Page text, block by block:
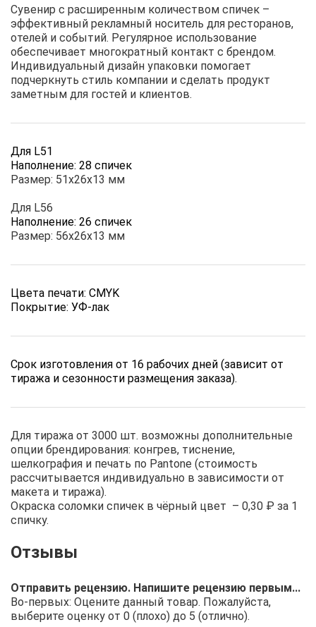
Сувенир с расширенным количеством спичек –
эффективный рекламный носитель для ресторанов,
отелей и событий. Регулярное использование
обеспечивает многократный контакт с брендом.
Индивидуальный дизайн упаковки помогает
подчеркнуть стиль компании и сделать продукт
заметным для гостей и клиентов.
Для L51
Наполнение: 28 спичек
Размер: 51х26х13 мм
Для L56
Наполнение: 26 спичек
Размер: 56х26х13 мм
Цвета печати: CMYK
Покрытие: УФ-лак
Срок изготовления от 16 рабочих дней (зависит от
тиража и сезонности размещения заказа).
Для тиража от 3000 шт. возможны дополнительные
опции брендирования: конгрев, тиснение,
шелкография и печать по Pantone (стоимость
рассчитывается индивидуально в зависимости от
макета и тиража).
Окраска соломки спичек в чёрный цвет – 0,30 ₽ за 1
спичку.
Отправить рецензию. Напишите рецензию первым...
Во-первых: Оцените данный товар. Пожалуйста,
выберите оценку от 0 (плохо) до 5 (отлично).